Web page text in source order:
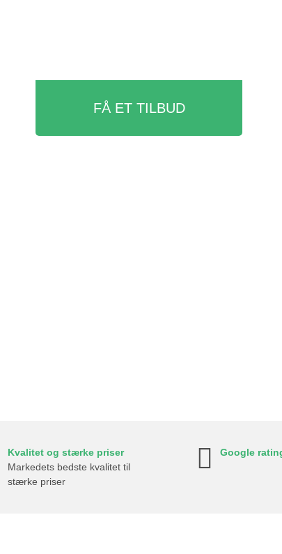
FÅ ET TILBUD
Kvalitet og stærke priser
Markedets bedste kvalitet til
stærke priser
Google